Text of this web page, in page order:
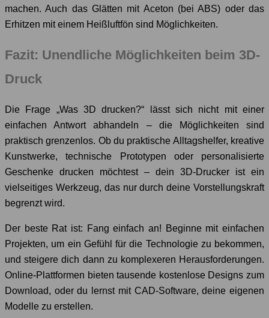
machen. Auch das Glätten mit Aceton (bei ABS) oder das
Erhitzen mit einem Heißluftfön sind Möglichkeiten.
Fazit: Unendliche Möglichkeiten beim 3D-
Druck
Die Frage „Was 3D drucken?“ lässt sich nicht mit einer
einfachen Antwort abhandeln – die Möglichkeiten sind
praktisch grenzenlos. Ob du praktische Alltagshelfer, kreative
Kunstwerke, technische Prototypen oder personalisierte
Geschenke drucken möchtest – dein 3D-Drucker ist ein
vielseitiges Werkzeug, das nur durch deine Vorstellungskraft
begrenzt wird.
Der beste Rat ist: Fang einfach an! Beginne mit einfachen
Projekten, um ein Gefühl für die Technologie zu bekommen,
und steigere dich dann zu komplexeren Herausforderungen.
Online-Plattformen bieten tausende kostenlose Designs zum
Download, oder du lernst mit CAD-Software, deine eigenen
Modelle zu erstellen.